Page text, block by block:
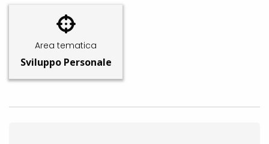
Area tematica
Sviluppo Personale